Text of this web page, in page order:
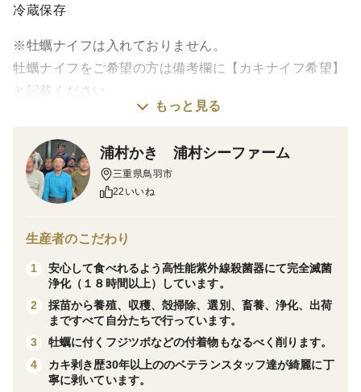
冷蔵保存
※牡蠣ナイフは入れておりません。
牡蠣ナイフをご希望の方は備考欄に【カキナイフ希望】
と記載ください。
※土曜日は受注・出荷はできますが受注・出荷完了のお
翌日に出荷完了のご連絡をさせていただきます。
▼商品名
～Lサイズ３０個入り（3～6人前）になります。
▼内容量の目安（殻付き）
総重量は約3.3Kg前後になります。
牡蠣のサイズはM～Lサイズになります。
サイズの基準は目安ですがM～Lサイズ100～130g前後
もっと見る
浦村かき 浦村シーファーム
三重県鳥羽市
22いいね
生産者のこだわり
1
安心して食べれるよう高性能紫外線殺菌器にて完全滅菌
浄化（１８時間以上）しています。
2
採苗から養殖、収穫、殻掃除、選別、畜養、浄化、出荷
まですべて自分たちで行っています。
3
牡蠣に付くフジツボなどの付着物もなるべく削ります。
4
カキ剥き歴30年以上ののベテランスタッフ達が綺麗に丁
寧に剥いています。